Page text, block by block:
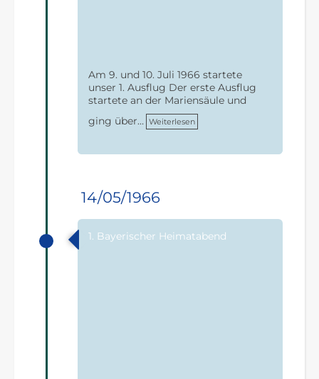
Am 9. und 10. Juli 1966 startete
unser 1. Ausflug Der erste Ausflug
startete an der Mariensäule und
ging über… Weiterlesen
14/05/1966
1. Bayerischer Heimatabend